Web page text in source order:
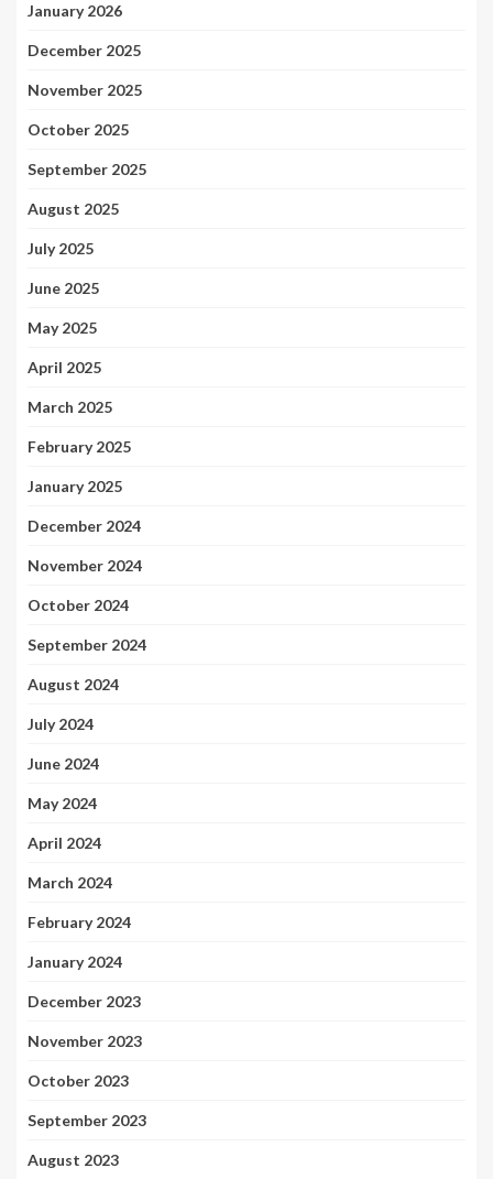
January 2026
December 2025
November 2025
October 2025
September 2025
August 2025
July 2025
June 2025
May 2025
April 2025
March 2025
February 2025
January 2025
December 2024
November 2024
October 2024
September 2024
August 2024
July 2024
June 2024
May 2024
April 2024
March 2024
February 2024
January 2024
December 2023
November 2023
October 2023
September 2023
August 2023